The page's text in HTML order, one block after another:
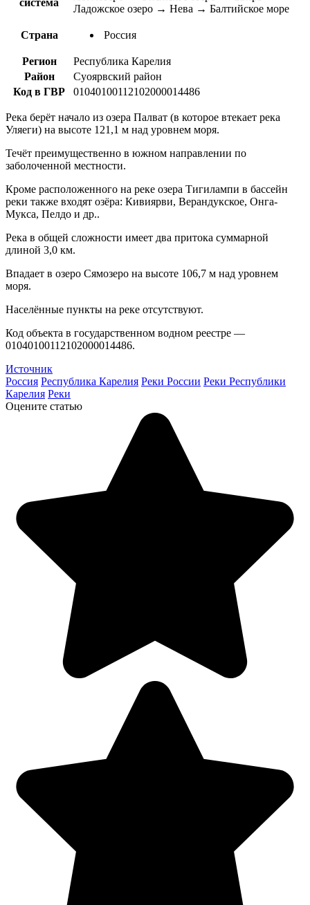
Ладожское озеро → Нева → Балтийское море
Страна Россия
Регион
Республика Карелия
Район
Суоярвский район
Код в ГВР
01040100112102000014486
Река берёт начало из озера Палват (в которое втекает река
Уляеги) на высоте 121,1 м над уровнем моря.
Течёт преимущественно в южном направлении по
заболоченной местности.
Кроме расположенного на реке озера Тигилампи в бассейн
реки также входят озёра: Кивиярви, Верандукское, Онга-
Мукса, Пелдо и др..
Река в общей сложности имеет два притока суммарной
длиной 3,0 км.
Впадает в озеро Сямозеро на высоте 106,7 м над уровнем
моря.
Населённые пункты на реке отсутствуют.
Код объекта в государственном водном реестре —
01040100112102000014486.
Источник
Россия Республика Карелия Реки России Реки Республики
Карелия Реки
Оцените статью